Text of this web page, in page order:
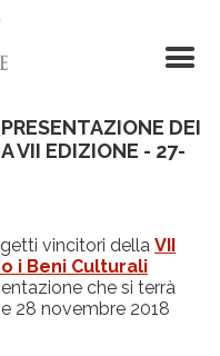
DEI
VII EDIZIONE - 27-
vincitori della VII
i Beni Culturali
che si terrà
28 novembre 2018